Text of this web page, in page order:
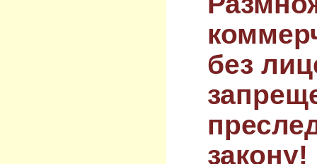
без
закону!